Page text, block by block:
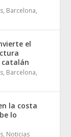
, Barcelona,
el
catalán
, Barcelona,
la costa
lo
, Noticias